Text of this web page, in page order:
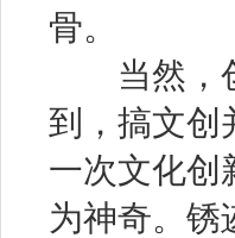
骨。
当然，创
到，搞文创
一次文化创
为神奇。锈